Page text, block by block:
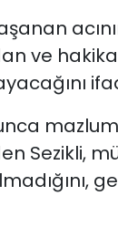
ve
Sezikli,